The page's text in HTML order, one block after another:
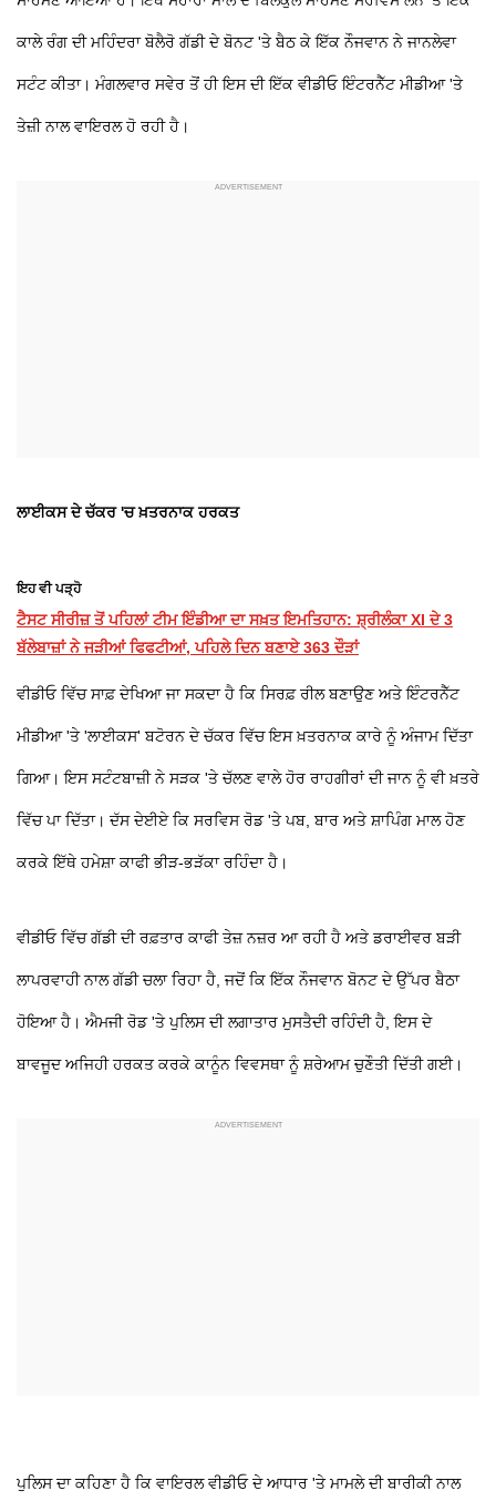
ਕਾਲੇ ਰੰਗ ਦੀ ਮਹਿੰਦਰਾ ਬੋਲੈਰੋ ਗੱਡੀ ਦੇ ਬੋਨਟ 'ਤੇ ਬੈਠ ਕੇ ਇੱਕ ਨੌਜਵਾਨ ਨੇ ਜਾਨਲੇਵਾ
ਸਟੰਟ ਕੀਤਾ। ਮੰਗਲਵਾਰ ਸਵੇਰ ਤੋਂ ਹੀ ਇਸ ਦੀ ਇੱਕ ਵੀਡੀਓ ਇੰਟਰਨੈੱਟ ਮੀਡੀਆ 'ਤੇ
ਤੇਜ਼ੀ ਨਾਲ ਵਾਇਰਲ ਹੋ ਰਹੀ ਹੈ।
ਲਾਈਕਸ ਦੇ ਚੱਕਰ 'ਚ ਖ਼ਤਰਨਾਕ ਹਰਕਤ
ਇਹ ਵੀ ਪੜ੍ਹੋ
ਟੈਸਟ ਸੀਰੀਜ਼ ਤੋਂ ਪਹਿਲਾਂ ਟੀਮ ਇੰਡੀਆ ਦਾ ਸਖ਼ਤ ਇਮਤਿਹਾਨ: ਸ਼੍ਰੀਲੰਕਾ XI ਦੇ 3
ਬੱਲੇਬਾਜ਼ਾਂ ਨੇ ਜੜੀਆਂ ਫਿਫਟੀਆਂ, ਪਹਿਲੇ ਦਿਨ ਬਣਾਏ 363 ਦੌੜਾਂ
ਵੀਡੀਓ ਵਿੱਚ ਸਾਫ਼ ਦੇਖਿਆ ਜਾ ਸਕਦਾ ਹੈ ਕਿ ਸਿਰਫ਼ ਰੀਲ ਬਣਾਉਣ ਅਤੇ ਇੰਟਰਨੈੱਟ
ਮੀਡੀਆ 'ਤੇ 'ਲਾਈਕਸ' ਬਟੋਰਨ ਦੇ ਚੱਕਰ ਵਿੱਚ ਇਸ ਖ਼ਤਰਨਾਕ ਕਾਰੇ ਨੂੰ ਅੰਜਾਮ ਦਿੱਤਾ
ਗਿਆ। ਇਸ ਸਟੰਟਬਾਜ਼ੀ ਨੇ ਸੜਕ 'ਤੇ ਚੱਲਣ ਵਾਲੇ ਹੋਰ ਰਾਹਗੀਰਾਂ ਦੀ ਜਾਨ ਨੂੰ ਵੀ ਖ਼ਤਰੇ
ਵਿੱਚ ਪਾ ਦਿੱਤਾ। ਦੱਸ ਦੇਈਏ ਕਿ ਸਰਵਿਸ ਰੋਡ 'ਤੇ ਪਬ, ਬਾਰ ਅਤੇ ਸ਼ਾਪਿੰਗ ਮਾਲ ਹੋਣ
ਕਰਕੇ ਇੱਥੇ ਹਮੇਸ਼ਾ ਕਾਫੀ ਭੀੜ-ਭੜੱਕਾ ਰਹਿੰਦਾ ਹੈ।
ਵੀਡੀਓ ਵਿੱਚ ਗੱਡੀ ਦੀ ਰਫ਼ਤਾਰ ਕਾਫੀ ਤੇਜ਼ ਨਜ਼ਰ ਆ ਰਹੀ ਹੈ ਅਤੇ ਡਰਾਈਵਰ ਬੜੀ
ਲਾਪਰਵਾਹੀ ਨਾਲ ਗੱਡੀ ਚਲਾ ਰਿਹਾ ਹੈ, ਜਦੋਂ ਕਿ ਇੱਕ ਨੌਜਵਾਨ ਬੋਨਟ ਦੇ ਉੱਪਰ ਬੈਠਾ
ਹੋਇਆ ਹੈ। ਐਮਜੀ ਰੋਡ 'ਤੇ ਪੁਲਿਸ ਦੀ ਲਗਾਤਾਰ ਮੁਸਤੈਦੀ ਰਹਿੰਦੀ ਹੈ, ਇਸ ਦੇ
ਬਾਵਜੂਦ ਅਜਿਹੀ ਹਰਕਤ ਕਰਕੇ ਕਾਨੂੰਨ ਵਿਵਸਥਾ ਨੂੰ ਸ਼ਰੇਆਮ ਚੁਣੌਤੀ ਦਿੱਤੀ ਗਈ।
ਪੁਲਿਸ ਦਾ ਕਹਿਣਾ ਹੈ ਕਿ ਵਾਇਰਲ ਵੀਡੀਓ ਦੇ ਆਧਾਰ 'ਤੇ ਮਾਮਲੇ ਦੀ ਬਾਰੀਕੀ ਨਾਲ